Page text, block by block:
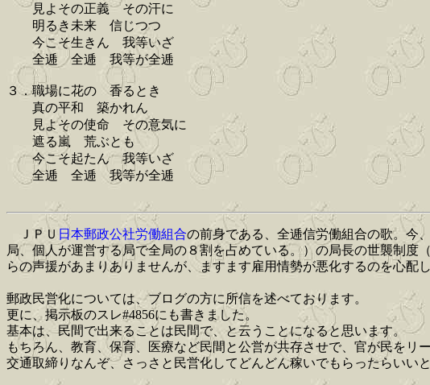
見よその正義 その汗に
明るき未来 信じつつ
今こそ生きん 我等いざ
全逓 全逓 我等が全逓
３．職場に花の 香るとき
真の平和 築かれん
見よその使命 その意気に
遮る嵐 荒ぶとも
今こそ起たん 我等いざ
全逓 全逓 我等が全逓
ＪＰＵ 日本郵政公社労働組合の前身である、全逓信労働組合の歌。今
局、個人が運営する局で全局の８割を占めている。）の局長の世襲制
らの声援があまりありませんが、ますます雇用情勢が悪化するのを心配し
郵政民営化については、ブログの方に所信を述べております。
更に、掲示板のスレ#4856にも書きました。
基本は、民間で出来ることは民間で、と云うことになると思います。
もちろん、教育、保育、医療など民間と公営が共存させで、官が民をリ
交通取締りなんぞ、さっさと民営化してどんどん稼いでもらったらいい